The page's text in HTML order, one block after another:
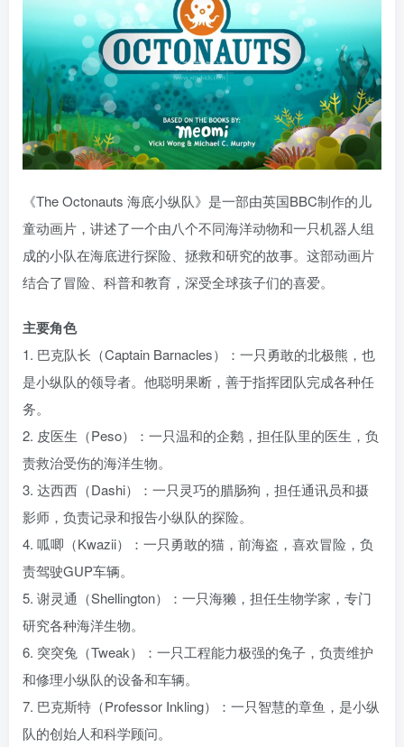
《The Octonauts 海底小纵队》是一部由英国BBC制作的儿
童动画片，讲述了一个由八个不同海洋动物和一只机器人组
成的小队在海底进行探险、拯救和研究的故事。这部动画片
结合了冒险、科普和教育，深受全球孩子们的喜爱。
主要角色
1. 巴克队长（Captain Barnacles）：一只勇敢的北极熊，也
是小纵队的领导者。他聪明果断，善于指挥团队完成各种任
务。
2. 皮医生（Peso）：一只温和的企鹅，担任队里的医生，负
责救治受伤的海洋生物。
3. 达西西（Dashi）：一只灵巧的腊肠狗，担任通讯员和摄
影师，负责记录和报告小纵队的探险。
4. 呱唧（Kwazii）：一只勇敢的猫，前海盗，喜欢冒险，负
责驾驶GUP车辆。
5. 谢灵通（Shellington）：一只海獭，担任生物学家，专门
研究各种海洋生物。
6. 突突兔（Tweak）：一只工程能力极强的兔子，负责维护
和修理小纵队的设备和车辆。
7. 巴克斯特（Professor Inkling）：一只智慧的章鱼，是小纵
队的创始人和科学顾问。